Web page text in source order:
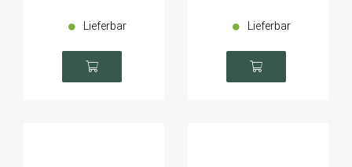
Lieferbar Lieferbar